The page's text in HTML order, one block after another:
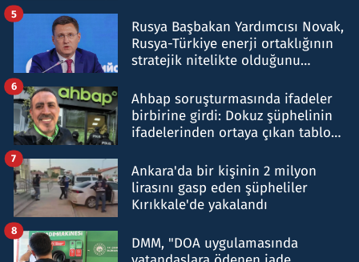
Rusya Başbakan Yardımcısı Novak,
Rusya-Türkiye enerji ortaklığının
stratejik nitelikte olduğunu
5
Ahbap soruşturmasında ifadeler
birbirine girdi: Dokuz şüphelinin
ifadelerinden ortaya çıkan tablo
6
Ankara'da bir kişinin 2 milyon
lirasını gasp eden şüpheliler
Kırıkkale'de yakalandı
7
DMM, "DOA uygulamasında
8